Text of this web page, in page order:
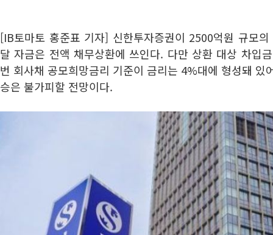
[IB토마토 홍준표 기자] 신한투자증권이 2500억원 규모
달 자금은 전액 채무상환에 쓰인다. 다만 상환 대상 차입
번 회사채 공모희망금리 기준이 금리는 4%대에 형성돼 있
승은 불가피할 전망이다.